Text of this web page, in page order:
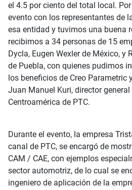
el 4.5 por ciento del total local.
evento con los representantes de
esa entidad y tuvimos una buena
recibimos a 34 personas de 15
Dycla, Eugen Wexler de México, y
de Puebla, con quienes pudimos
los beneficios de Creo Parametric
Juan Manuel Kuri, director
Centroamérica de PTC.
Durante el evento, la empresa
canal de PTC, se encargó de
CAM / CAE, con ejemplos
sector automotriz, de lo cual se
ingeniero de aplicación de la